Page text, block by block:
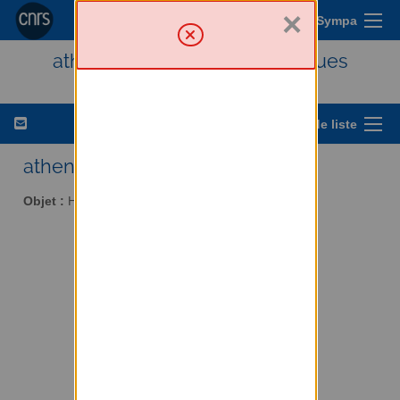
Menu Sympa
athena - Histoire des techniques
Options de liste
athena AT services.cnrs.fr
Objet : Histoire des techniques
×